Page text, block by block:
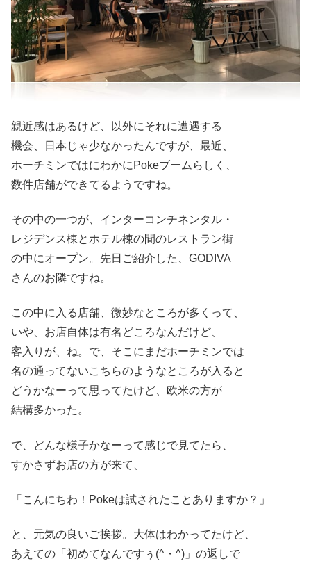
親近感はあるけど、以外にそれに遭遇する
機会、日本じゃ少なかったんですが、最近、
ホーチミンではにわかにPokeブームらしく、
数件店舗ができてるようですね。
その中の一つが、インターコンチネンタル・
レジデンス棟とホテル棟の間のレストラン街
の中にオープン。先日ご紹介した、GODIVA
さんのお隣ですね。
この中に入る店舗、微妙なところが多くって、
いや、お店自体は有名どころなんだけど、
客入りが、ね。で、そこにまだホーチミンでは
名の通ってないこちらのようなところが入ると
どうかなーって思ってたけど、欧米の方が
結構多かった。
で、どんな様子かなーって感じで見てたら、
すかさずお店の方が来て、
「こんにちわ！Pokeは試されたことありますか？」
と、元気の良いご挨拶。大体はわかってたけど、
あえての「初めてなんですぅ(^・^)」の返しで